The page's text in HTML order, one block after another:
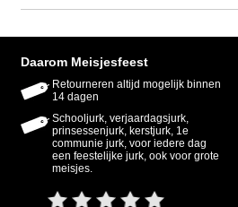
Daarom Meisjesfeest
Retourneren altijd mogelijk binnen
14 dagen
Schooljurk, verjaardagsjurk,
prinsessenjurk, kerstjurk, 1e
communie jurk, voor iedere dag
een feestelijke jurk, ook voor grote
meisjes.